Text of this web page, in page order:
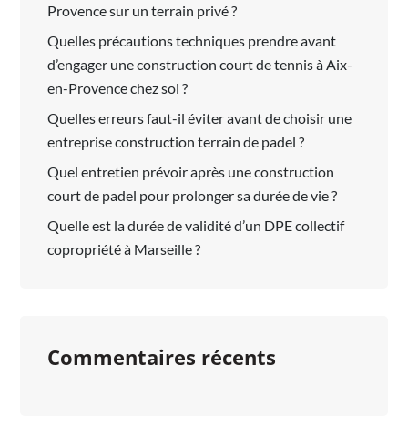
Provence sur un terrain privé ?
Quelles précautions techniques prendre avant
d’engager une construction court de tennis à Aix-
en-Provence chez soi ?
Quelles erreurs faut-il éviter avant de choisir une
entreprise construction terrain de padel ?
Quel entretien prévoir après une construction
court de padel pour prolonger sa durée de vie ?
Quelle est la durée de validité d’un DPE collectif
copropriété à Marseille ?
Commentaires récents